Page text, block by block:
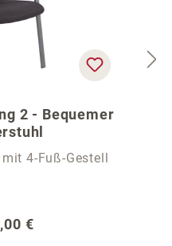
2 - Bequemer
4-Fuß-Gestell
Preis:
€